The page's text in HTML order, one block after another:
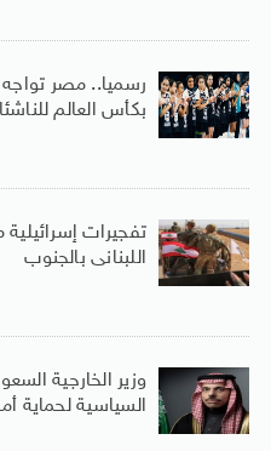
رسميا.. مصر تواجه
بكأس العالم
تفجيرات
اللبنانى بالجنوب
وزير الخارجية
السياسية لحماية